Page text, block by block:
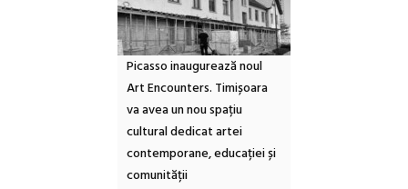
Picasso inaugurează noul
Art Encounters. Timișoara
va avea un nou spațiu
cultural dedicat artei
contemporane, educației și
comunității